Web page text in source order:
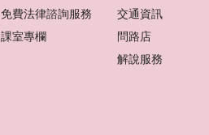
免費法律諮詢服務
課室專欄
交通資訊
問路店
解說服務